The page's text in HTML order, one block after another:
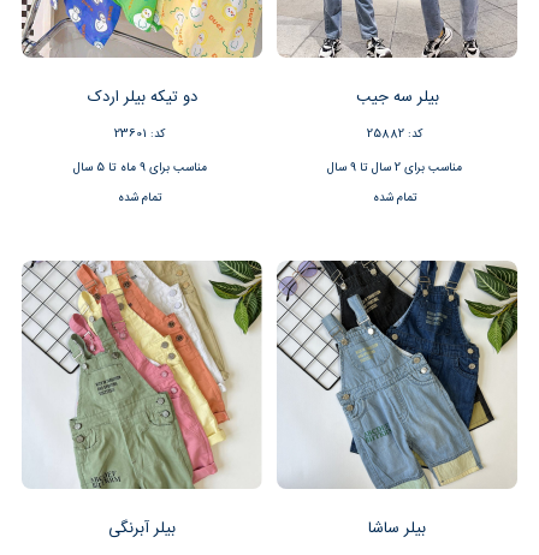
بیلر سه جیب
کد: 25882
مناسب برای 2 سال تا 9 سال
تمام شده
دو تیکه بیلر اردک
کد: 23601
مناسب برای 9 ماه تا 5 سال
تمام شده
بیلر ساشا بیلر آبرنگی